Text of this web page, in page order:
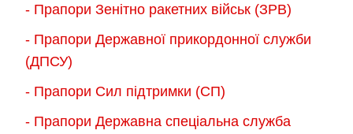
- Прапори Зенітно ракетних військ (ЗРВ)
- Прапори Державної прикордонної служби
(ДПСУ)
- Прапори Сил підтримки (СП)
- Прапори Державна спеціальна служба